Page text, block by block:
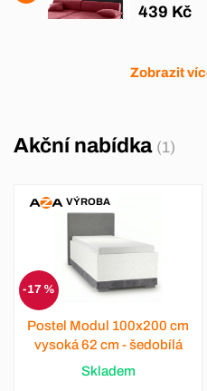
439 Kč
Zobrazit
Akční nabídka (1)
VÝROBA
-17 %
Postel Modul 100x200 cm
vysoká 62 cm - šedobílá
Skladem